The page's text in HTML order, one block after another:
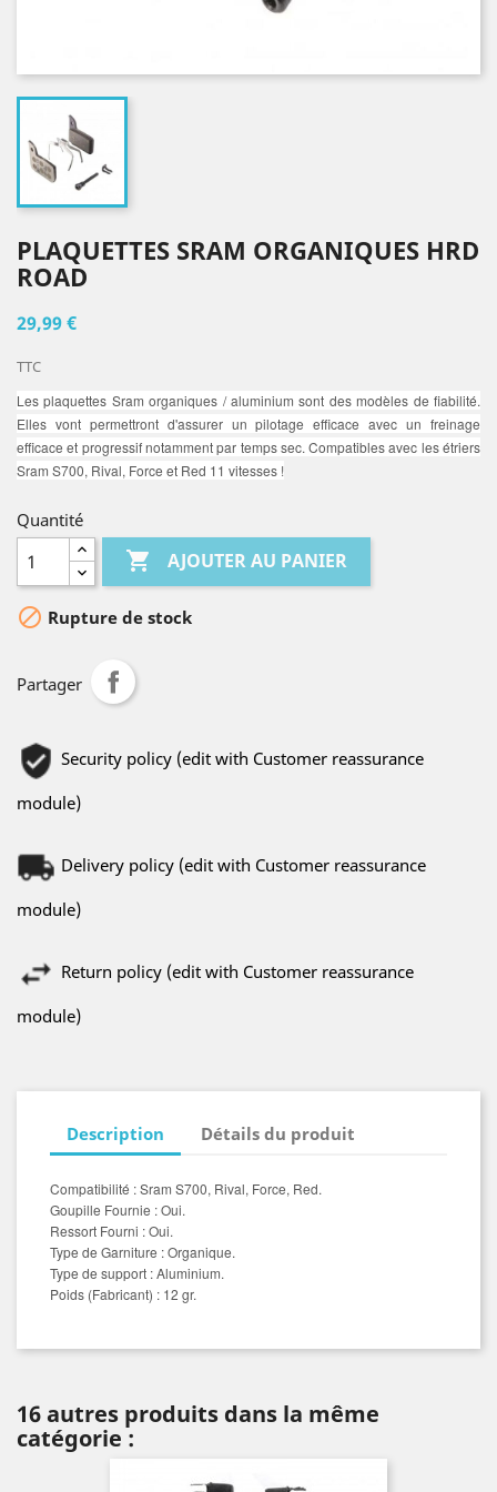
PLAQUETTES SRAM ORGANIQUES HRD
ROAD
29,99 €
TTC
Lesplaquettes Sram organiques / aluminium sont des modèles de fiabilité.
Elles vont permettront d'assurer un pilotage efficace avec un freinage
efficace et progressif notamment par temps sec. Compatibles avec les étriers
Sram S700, Rival, Force et Red 11 vitesses !
Quantité
 AJOUTER AU PANIER
 Rupture de stock
Partager
Security policy (edit with Customer reassurance
module)
Delivery policy (edit with Customer reassurance
module)
Return policy (edit with Customer reassurance
module)
Description Détails du produit
Compatibilité : Sram S700, Rival, Force, Red.
Goupille Fournie : Oui.
Ressort Fourni : Oui.
Type de Garniture : Organique.
Type de support : Aluminium.
Poids (Fabricant) : 12 gr.
16 autres produits dans la même
catégorie :